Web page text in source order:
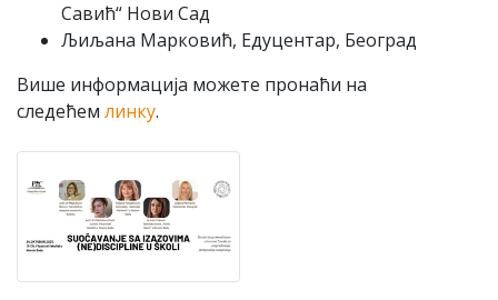
Савић“ Нови Сад
Љиљана Марковић, Едуцентар, Београд
Више информација можете пронаћи на
следећем линку.